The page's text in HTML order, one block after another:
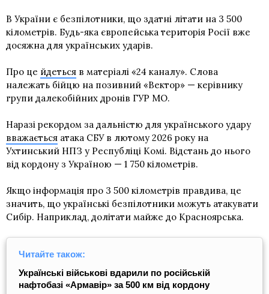
В України є безпілотники, що здатні літати на 3 500
кілометрів. Будь-яка європейська територія Росії вже
досяжна для українських ударів.
Про це йдеться в матеріалі «24 каналу». Слова
належать бійцю на позивний «Вектор» — керівнику
групи далекобійних дронів ГУР МО.
Наразі рекордом за дальністю для українського удару
вважається атака СБУ в лютому 2026 року на
Ухтинський НПЗ у Республіці Комі. Відстань до нього
від кордону з Україною — 1 750 кілометрів.
Якщо інформація про 3 500 кілометрів правдива, це
значить, що українські безпілотники можуть атакувати
Сибір. Наприклад, долітати майже до Красноярська.
Читайте також:
Українські військові вдарили по російській
нафтобазі «Армавір» за 500 км від кордону